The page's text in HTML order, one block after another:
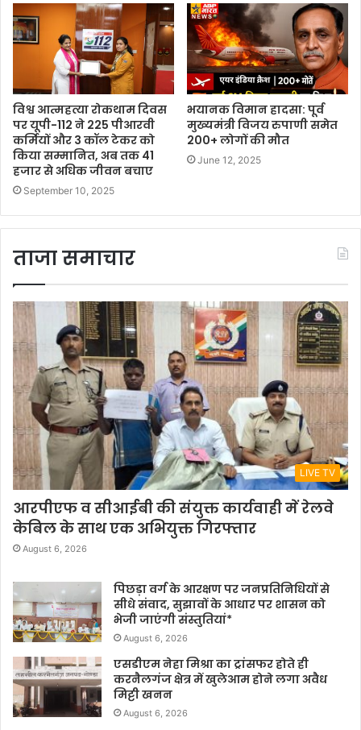
विश्व आत्महत्या रोकथाम दिवस
पर यूपी-112 ने 225 पीआरवी
कर्मियों और 3 कॉल टेकर को
किया सम्मानित, अब तक 41
हजार से अधिक जीवन बचाए
September 10, 2025
भयानक विमान हादसा: पूर्व
मुख्यमंत्री विजय रुपाणी समेत
200+ लोगों की मौत
June 12, 2025
ताजा समाचार
LIVE TV
आरपीएफ व सीआईबी की संयुक्त कार्यवाही में रेलवे
केबिल के साथ एक अभियुक्त गिरफ्तार
August 6, 2026
पिछड़ा वर्ग के आरक्षण पर जनप्रतिनिधियों से
सीधे संवाद, सुझावों के आधार पर शासन को
भेजी जाएंगी संस्तुतियां*
August 6, 2026
एसडीएम नेहा मिश्रा का ट्रांसफर होते ही
करनैलगंज क्षेत्र में खुलेआम होने लगा अवैध
मिट्टी खनन
August 6, 2026